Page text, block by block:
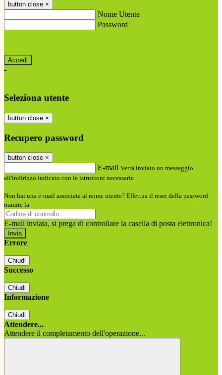
button close ×
Nome Utente
Password
-
Seleziona utente
button close ×
Recupero password
button close ×
E-mail Verrà inviato un messaggio
all'indirizzo indicato con le istruzioni necessarie.
Non hai una e-mail associata al nome utente? Effettua il reset della password
tramite la
E-mail inviata, si prega di controllare la casella di posta elettronica!
Errore
Chiudi
Successo
Chiudi
Informazione
Chiudi
Attendere...
Attendere il completamento dell'operazione...